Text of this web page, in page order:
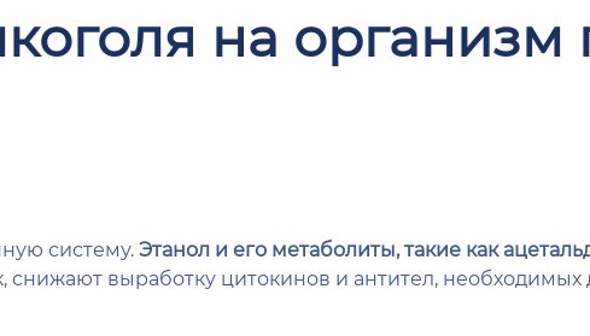
на организм
систему.Этанол и его метаболиты, такие как
выработку цитокинов и антител, необходимых